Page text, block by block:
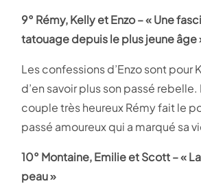
9° Rémy, Kelly et Enzo – « Une
tatouage depuis le plus jeune âge
Les confessions d’Enzo sont pour
d’en savoir plus son passé rebelle.
couple très heureux Rémy fait le
passé amoureux qui a marqué sa
10° Montaine, Emilie et Scott – «
peau »